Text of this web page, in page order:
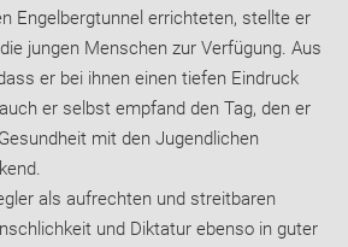
Engelbergtunnel errichteten, stellte er
jungen Menschen zur Verfügung. Aus
er bei ihnen einen tiefen Eindruck
er selbst empfand den Tag, den er
mit den Jugendlichen
als aufrechten und streitbaren
und Diktatur ebenso in guter